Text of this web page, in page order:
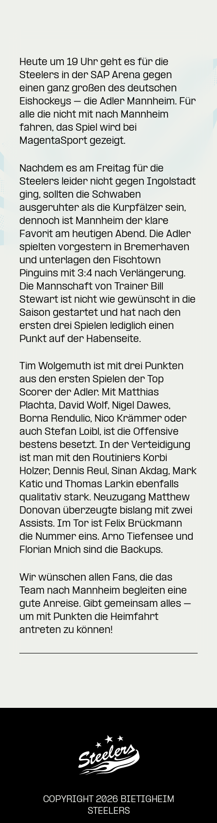
Heute um 19 Uhr geht es für die
Steelers in der SAP Arena gegen
einen ganz großen des deutschen
Eishockeys – die Adler Mannheim. Für
alle die nicht mit nach Mannheim
fahren, das Spiel wird bei
MagentaSport gezeigt.
Nachdem es am Freitag für die
Steelers leider nicht gegen Ingolstadt
ging, sollten die Schwaben
ausgeruhter als die Kurpfälzer sein,
dennoch ist Mannheim der klare
Favorit am heutigen Abend. Die Adler
spielten vorgestern in Bremerhaven
und unterlagen den Fischtown
Pinguins mit 3:4 nach Verlängerung.
Die Mannschaft von Trainer Bill
Stewart ist nicht wie gewünscht in die
Saison gestartet und hat nach den
ersten drei Spielen lediglich einen
Punkt auf der Habenseite.
Tim Wolgemuth ist mit drei Punkten
aus den ersten Spielen der Top
Scorer der Adler. Mit Matthias
Plachta, David Wolf, Nigel Dawes,
Borna Rendulic, Nico Krämmer oder
auch Stefan Loibl, ist die Offensive
bestens besetzt. In der Verteidigung
ist man mit den Routiniers Korbi
Holzer, Dennis Reul, Sinan Akdag, Mark
Katic und Thomas Larkin ebenfalls
qualitativ stark. Neuzugang Matthew
Donovan überzeugte bislang mit zwei
Assists. Im Tor ist Felix Brückmann
die Nummer eins. Arno Tiefensee und
Florian Mnich sind die Backups.
Wir wünschen allen Fans, die das
Team nach Mannheim begleiten eine
gute Anreise. Gibt gemeinsam alles –
um mit Punkten die Heimfahrt
antreten zu können!
COPYRIGHT 2026 BIETIGHEIM
STEELERS